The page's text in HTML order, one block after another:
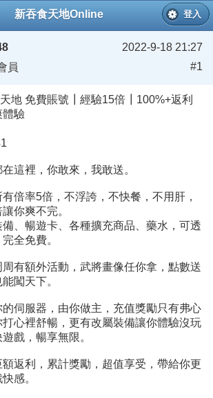
新吞食天地Online 登入
員
2022-9-18 21:27
#1
地 免費賬號┃經驗15倍┃100%+返利
驗
這裡，你敢來，我敢送。
有倍率5倍，不浮誇，不快餐，不用肝，
你爽不完。
備、暢遊卡、各種擴充商品、藥水，可透
全免費。
周有額外活動，武將畫像任你拿，點數送
闖天下。
的伺服器，由你做主，充值獎勵只有弗心
心裡舒暢，更有改屬裝備讓你體驗沒玩
戲，暢享無限。
額返利，累計獎勵，超值享受，帶給你更
感。